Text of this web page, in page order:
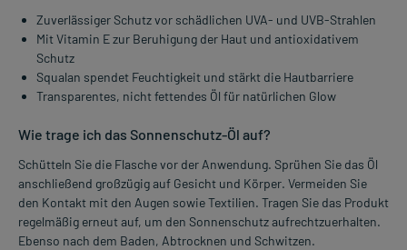
Zuverlässiger Schutz vor schädlichen UVA- und UVB-Strahlen
Mit Vitamin E zur Beruhigung der Haut und antioxidativem
Schutz
Squalan spendet Feuchtigkeit und stärkt die Hautbarriere
Transparentes, nicht fettendes Öl für natürlichen Glow
Wie trage ich das Sonnenschutz-Öl auf?
Schütteln Sie die Flasche vor der Anwendung. Sprühen Sie das Öl
anschließend großzügig auf Gesicht und Körper. Vermeiden Sie
den Kontakt mit den Augen sowie Textilien. Tragen Sie das Produkt
regelmäßig erneut auf, um den Sonnenschutz aufrechtzuerhalten.
Ebenso nach dem Baden, Abtrocknen und Schwitzen.